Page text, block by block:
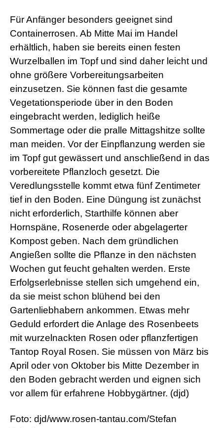
Für Anfänger besonders geeignet sind
Containerrosen. Ab Mitte Mai im Handel
erhältlich, haben sie bereits einen festen
Wurzelballen im Topf und sind daher leicht und
ohne größere Vorbereitungsarbeiten
einzusetzen. Sie können fast die gesamte
Vegetationsperiode über in den Boden
eingebracht werden, lediglich heiße
Sommertage oder die pralle Mittagshitze sollte
man meiden. Vor der Einpflanzung werden sie
im Topf gut gewässert und anschließend in das
vorbereitete Pflanzloch gesetzt. Die
Veredlungsstelle kommt etwa fünf Zentimeter
tief in den Boden. Eine Düngung ist zunächst
nicht erforderlich, Starthilfe können aber
Hornspäne, Rosenerde oder abgelagerter
Kompost geben. Nach dem gründlichen
Angießen sollte die Pflanze in den nächsten
Wochen gut feucht gehalten werden. Erste
Erfolgserlebnisse stellen sich umgehend ein,
da sie meist schon blühend bei den
Gartenliebhabern ankommen. Etwas mehr
Geduld erfordert die Anlage des Rosenbeets
mit wurzelnackten Rosen oder pflanzfertigen
Tantop Royal Rosen. Sie müssen von März bis
April oder von Oktober bis Mitte Dezember in
den Boden gebracht werden und eignen sich
vor allem für erfahrene Hobbygärtner. (djd)
Foto: djd/www.rosen-tantau.com/Stefan